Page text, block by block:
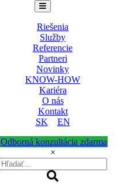
Riešenia
Služby
Referencie
Partneri
Novinky
KNOW-HOW
Kariéra
O nás
Kontakt
SK
EN
Odborná konzultácia zdarma
×